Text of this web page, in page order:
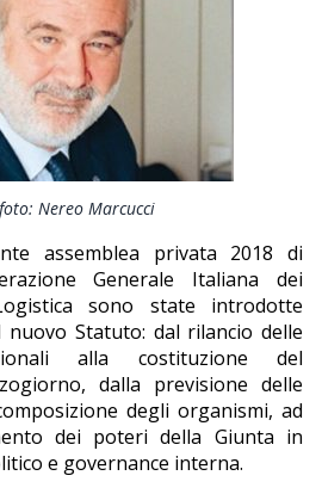
Nereo Marcucci
assemblea privata 2018 di
Generale Italiana dei
sono state introdotte
Statuto: dal rilancio delle
alla costituzione del
dalla previsione delle
degli organismi, ad
dei poteri della Giunta in
e governance interna.